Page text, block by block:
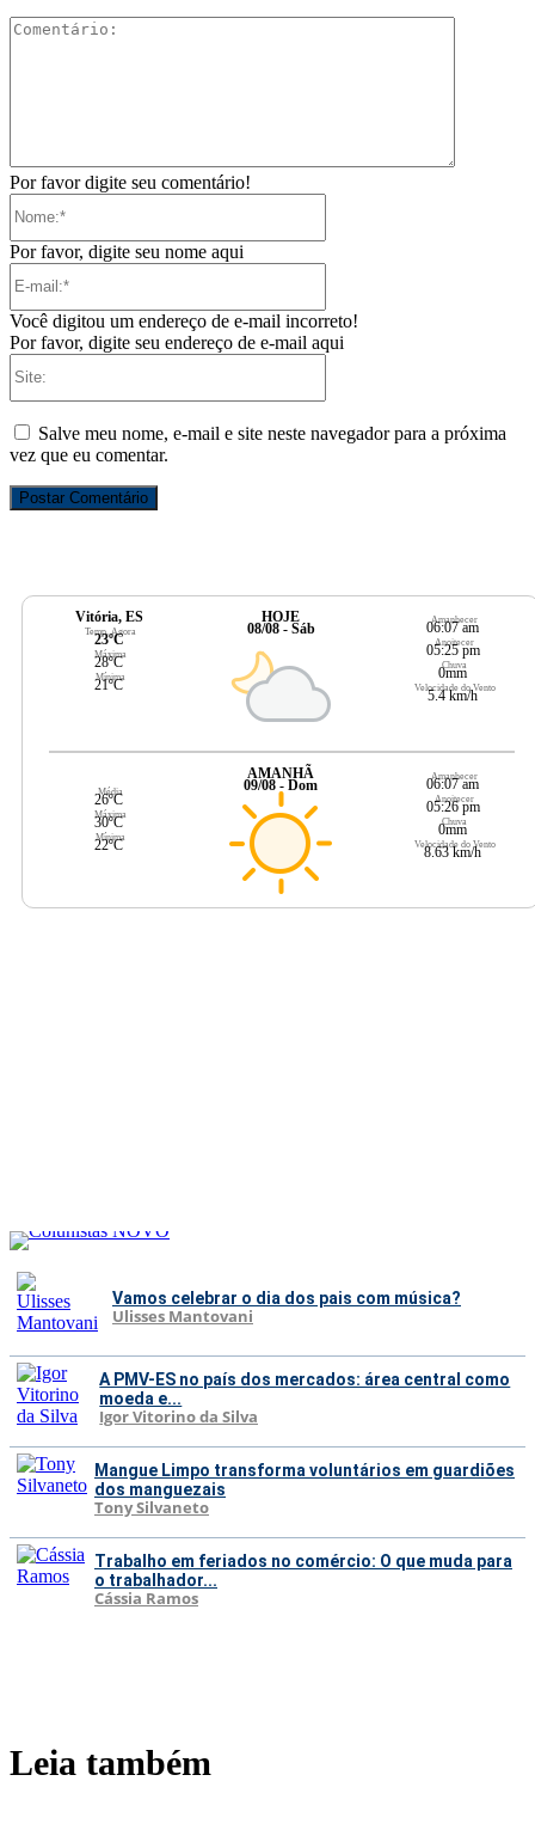
Por favor digite seu comentário!
Por favor, digite seu nome aqui
Você digitou um endereço de e-mail incorreto!
Por favor, digite seu endereço de e-mail aqui
Salve meu nome, e-mail e site neste navegador para a próxima
vez que eu comentar.
Vitória, ES
Temp. Agora
23ºC
Máxima
28ºC
Mínima
21ºC
HOJE
08/08 - Sáb
Amanhecer
06:07 am
Anoitecer
05:25 pm
Chuva
0mm
Velocidade do Vento
5.4 km/h
Média
26ºC
Máxima
30ºC
Mínima
22ºC
AMANHÃ
09/08 - Dom
Amanhecer
06:07 am
Anoitecer
05:26 pm
Chuva
0mm
Velocidade do Vento
8.63 km/h
Vamos celebrar o dia dos pais com música?
Ulisses Mantovani
A PMV-ES no país dos mercados: área central como
moeda e...
Igor Vitorino da Silva
Mangue Limpo transforma voluntários em guardiões
dos manguezais
Tony Silvaneto
Trabalho em feriados no comércio: O que muda para
o trabalhador...
Cássia Ramos
Leia também